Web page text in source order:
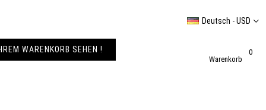
WARENKORB SEHEN !
Deutsch - USD
Warenkorb
0